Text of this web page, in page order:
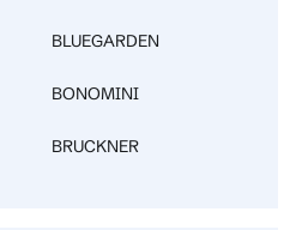
BLUEGARDEN
BONOMINI
BRUCKNER